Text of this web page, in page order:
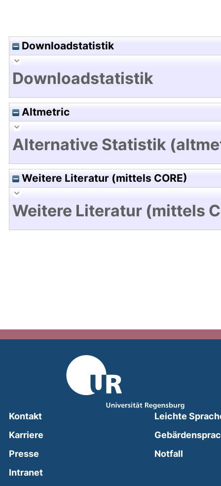
Downloadstatistik
Downloadstatistik
Altmetric
Alternative Statistik
Weitere Literatur (mittels CORE)
Weitere Literatur (mittels
Kontakt
Karriere
Presse
Intranet(external link, opens in a new window)
Leichte
Notfall